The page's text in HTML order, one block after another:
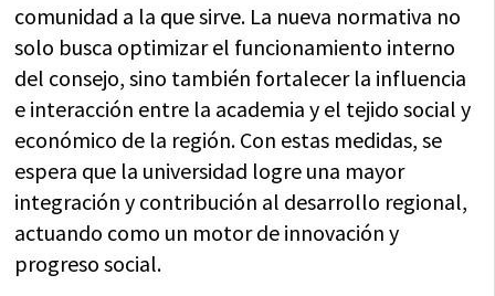
comunidad a la que sirve. La nueva normativa no
solo busca optimizar el funcionamiento interno
del consejo, sino también fortalecer la influencia
e interacción entre la academia y el tejido social y
económico de la región. Con estas medidas, se
espera que la universidad logre una mayor
integración y contribución al desarrollo regional,
actuando como un motor de innovación y
progreso social.